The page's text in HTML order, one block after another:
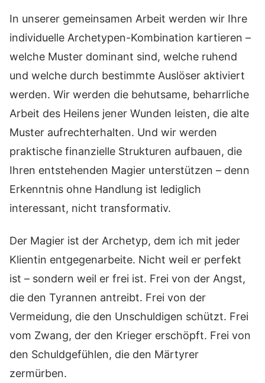
In unserer gemeinsamen Arbeit werden wir Ihre
individuelle Archetypen-Kombination kartieren –
welche Muster dominant sind, welche ruhend
und welche durch bestimmte Auslöser aktiviert
werden. Wir werden die behutsame, beharrliche
Arbeit des Heilens jener Wunden leisten, die alte
Muster aufrechterhalten. Und wir werden
praktische finanzielle Strukturen aufbauen, die
Ihren entstehenden Magier unterstützen – denn
Erkenntnis ohne Handlung ist lediglich
interessant, nicht transformativ.
Der Magier ist der Archetyp, dem ich mit jeder
Klientin entgegenarbeite. Nicht weil er perfekt
ist – sondern weil er frei ist. Frei von der Angst,
die den Tyrannen antreibt. Frei von der
Vermeidung, die den Unschuldigen schützt. Frei
vom Zwang, der den Krieger erschöpft. Frei von
den Schuldgefühlen, die den Märtyrer
zermürben.